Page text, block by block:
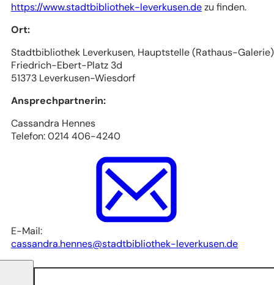
https://www.stadtbibliothek-leverkusen.de
(Öffnet
einem
neuen
Tab)
zu finden.
Ort:
Stadtbibliothek Leverkusen, Hauptstelle (Rathaus-Galerie)
Friedrich-Ebert-Platz 3d
51373 Leverkusen-Wiesdorf
Ansprechpartnerin:
Cassandra Hennes
Telefon: 0214 406-4240
E-Mail:
cassandra.hennes
stadtbibliothek-leverkusende